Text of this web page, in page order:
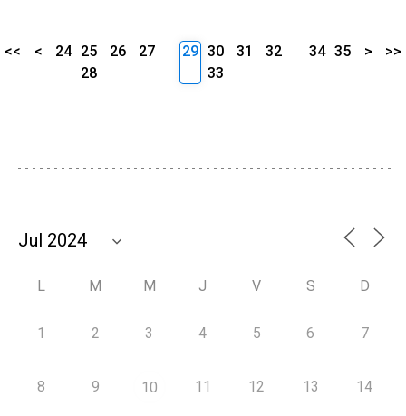
<< < 24 25 26
27
28
29 30 31
32
33
34 35 > >>
L M M J V S D
1 2 3 4 5 6 7
8 9 10 11 12 13 14